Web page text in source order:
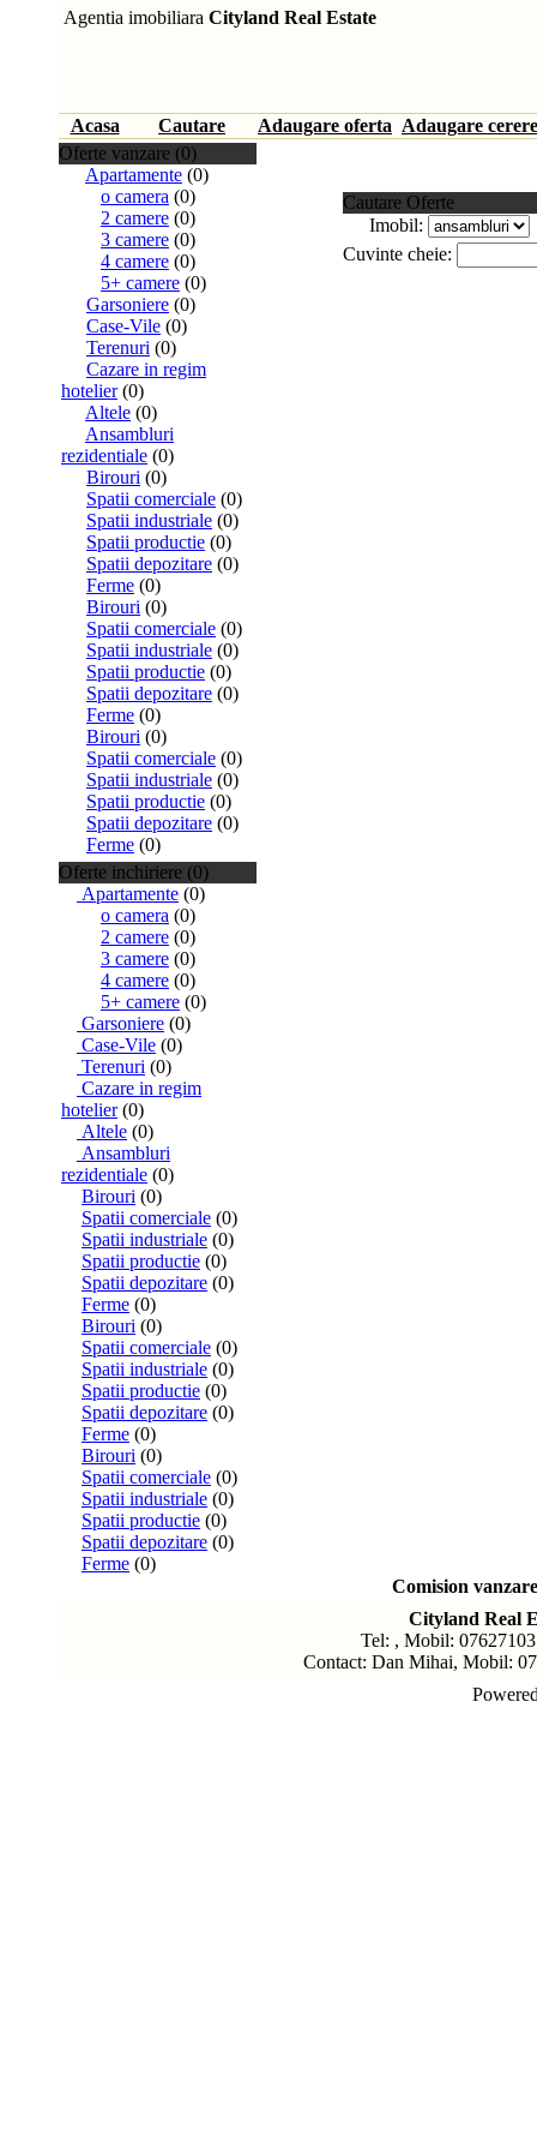
Agentia imobiliara Cityland Real Estate
Acasa Cautare Adaugare oferta Adaugare cerere
Oferte vanzare (0)
Apartamente (0)
o camera (0)
2 camere (0)
3 camere (0)
4 camere (0)
5+ camere (0)
Garsoniere (0)
Case-Vile (0)
Terenuri (0)
Cazare in regim
hotelier(0)
Altele (0)
Ansambluri
rezidentiale (0)
Birouri (0)
Spatii comerciale (0)
Spatii industriale (0)
Spatii productie (0)
Spatii depozitare (0)
Ferme (0)
Birouri (0)
Spatii comerciale (0)
Spatii industriale (0)
Spatii productie (0)
Spatii depozitare (0)
Ferme (0)
Birouri (0)
Spatii comerciale (0)
Spatii industriale (0)
Spatii productie (0)
Spatii depozitare (0)
Ferme (0)
Oferte inchiriere (0)
Apartamente (0)
o camera (0)
2 camere (0)
3 camere (0)
4 camere (0)
5+ camere (0)
Garsoniere (0)
Case-Vile (0)
Terenuri (0)
Cazare in regim
hotelier(0)
Altele (0)
Ansambluri
rezidentiale (0)
Birouri (0)
Spatii comerciale (0)
Spatii industriale (0)
Spatii productie (0)
Spatii depozitare (0)
Ferme (0)
Birouri (0)
Spatii comerciale (0)
Spatii industriale (0)
Spatii productie (0)
Spatii depozitare (0)
Ferme (0)
Birouri (0)
Spatii comerciale (0)
Spatii industriale (0)
Spatii productie (0)
Spatii depozitare (0)
Ferme (0)
Cautare Oferte
Imobil:
Cuvinte cheie:
Comision
Cityland Real
Tel: , Mobil:
Contact: Dan Mihai, Mobil: